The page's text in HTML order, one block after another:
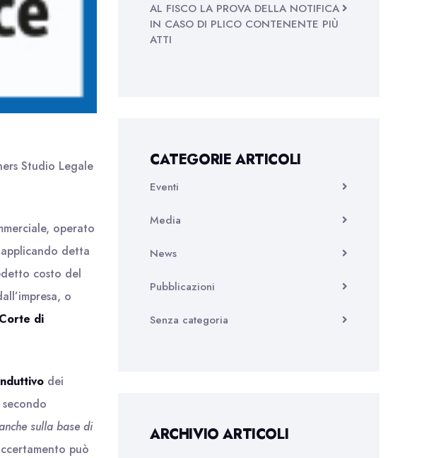
Studio Legale
operato
detta
costo del
o
Corte di
dei
secondo
sulla base di
può
AL FISCO LA PROVA DELLA NOTIFICA
IN CASO DI PLICO CONTENENTE PIÙ
ATTI
CATEGORIE ARTICOLI
Eventi
Media
News
Pubblicazioni
Senza categoria
ARCHIVIO ARTICOLI